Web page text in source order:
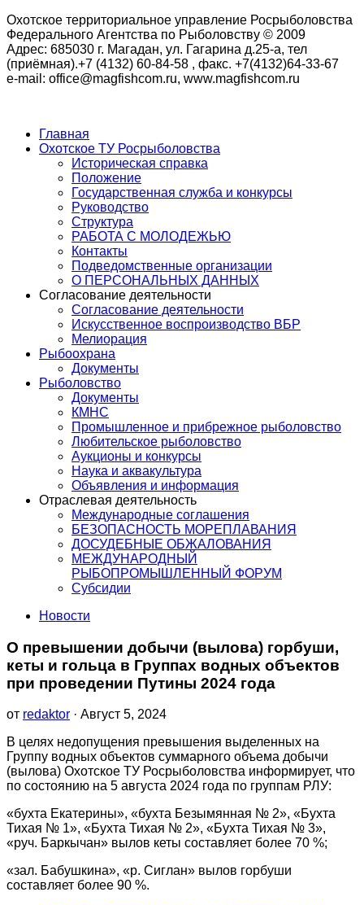
Охотское территориальное управление Росрыболовства
Федерального Агентства по Рыболовству © 2009
Адрес: 685030 г. Магадан, ул. Гагарина д.25-а, тел
(приёмная).+7 (4132) 60-84-58 , факс. +7(4132)64-33-67
e-mail: office@magfishcom.ru, www.magfishcom.ru
Главная
Охотское ТУ Росрыболовства
Историческая справка
Положение
Государственная служба и конкурсы
Руководство
Структура
РАБОТА С МОЛОДЕЖЬЮ
Контакты
Подведомственные организации
О ПЕРСОНАЛЬНЫХ ДАННЫХ
Согласование деятельности
Согласование деятельности
Искусственное воспроизводство ВБР
Мелиорация
Рыбоохрана
Документы
Рыболовство
Документы
КМНС
Промышленное и прибрежное рыболовство
Любительское рыболовство
Аукционы и конкурсы
Наука и аквакультура
Объявления и информация
Отраслевая деятельность
Международные соглашения
БЕЗОПАСНОСТЬ МОРЕПЛАВАНИЯ
ДОСУДЕБНЫЕ ОБЖАЛОВАНИЯ
МЕЖДУНАРОДНЫЙ
РЫБОПРОМЫШЛЕННЫЙ ФОРУМ
Субсидии
Новости
О превышении добычи (вылова) горбуши,
кеты и гольца в Группах водных объектов
при проведении Путины 2024 года
от redaktor · Август 5, 2024
В целях недопущения превышения выделенных на
Группу водных объектов суммарного объема добычи
(вылова) Охотское ТУ Росрыболовства информирует, что
по состоянию на 5 августа 2024 года по группам РЛУ:
«бухта Екатерины», «бухта Безымянная № 2», «Бухта
Тихая № 1», «Бухта Тихая № 2», «Бухта Тихая № 3»,
«руч. Баркычан» вылов кеты составляет более 70 %;
«зал. Бабушкина», «р. Сиглан» вылов горбуши
составляет более 90 %.